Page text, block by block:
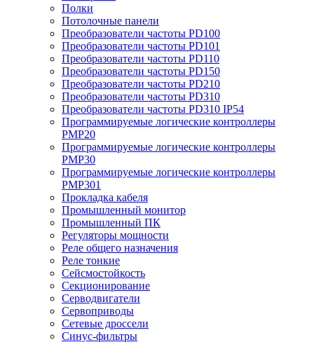
Полки
Потолочные панели
Преобразователи частоты PD100
Преобразователи частоты PD101
Преобразователи частоты PD110
Преобразователи частоты PD150
Преобразователи частоты PD210
Преобразователи частоты PD310
Преобразователи частоты PD310 IP54
Программируемые логические контроллеры
PMP20
Программируемые логические контроллеры
PMP30
Программируемые логические контроллеры
PMP301
Прокладка кабеля
Промышленный монитор
Промышленный ПК
Регуляторы мощности
Реле общего назначения
Реле тонкие
Сейсмостойкость
Секционирование
Серводвигатели
Сервоприводы
Сетевые дроссели
Синус-фильтры